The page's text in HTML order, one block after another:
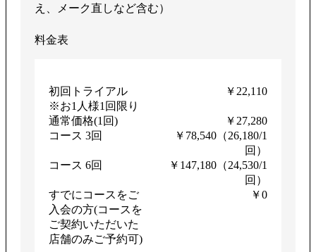
え、メーク直しなど含む）
料金表
初回トライアル
※お1人様1回限り
￥22,110
通常価格(1回)
￥27,280
コース 3回
￥78,540（26,180/1
回）
コース 6回
￥147,180（24,530/1
回）
すでにコースをご
入会の方(コースを
ご契約いただいた
店舗のみご予約可)
￥0